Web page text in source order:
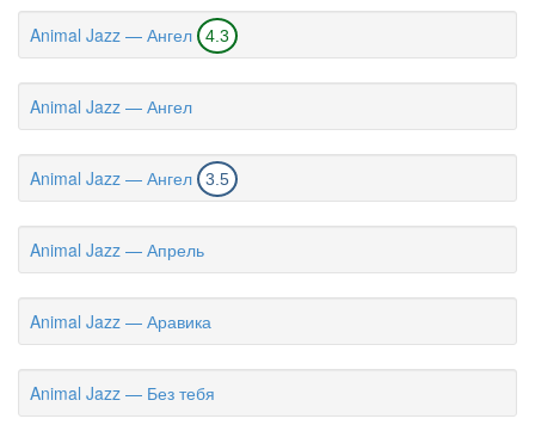
Animal Jazz — Ангел 4.3
Animal Jazz — Ангел
Animal Jazz — Ангел 3.5
Animal Jazz — Апрель
Animal Jazz — Аравика
Animal Jazz — Без тебя